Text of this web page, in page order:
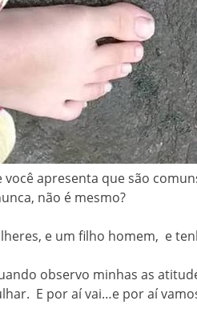
apresenta que são
não é mesmo?
e um filho homem, e
observo minhas as
E por aí vai…e por aí